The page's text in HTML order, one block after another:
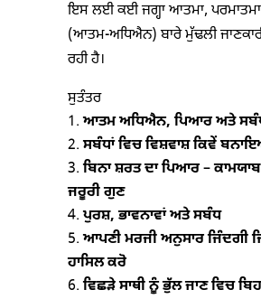
ਇਸ ਲਈ ਕਈ ਜਗ੍ਹਾ ਆਤਮਾ,
(ਆਤਮ-ਅਧਿਐਨ) ਬਾਰੇ ਮੁੱਢਲੀ ਜਾਣਕਾਰੀ
ਰਹੀ ਹੈ।
ਸੁਤੰਤਰ
ਆਤਮ ਅਧਿਐਨ, ਪਿਆਰ ਅਤੇ
ਸਬੰਧਾਂ ਵਿਚ ਵਿਸ਼ਵਾਸ਼ ਕਿਵੇਂ
ਬਿਨਾ ਸ਼ਰਤ ਦਾ ਪਿਆਰ –
ਜਰੂਰੀ ਗੁਣ
ਪੁਰਸ਼, ਭਾਵਨਾਵਾਂ ਅਤੇ ਸਬੰਧ
ਆਪਣੀ ਮਰਜੀ ਅਨੁਸਾਰ ਜਿੰਦਗੀ
ਹਾਸਿਲ ਕਰੋ
ਵਿਛੜੇ ਸਾਥੀ ਨੂੰ ਭੁੱਲ ਜਾਣ ਵਿਚ